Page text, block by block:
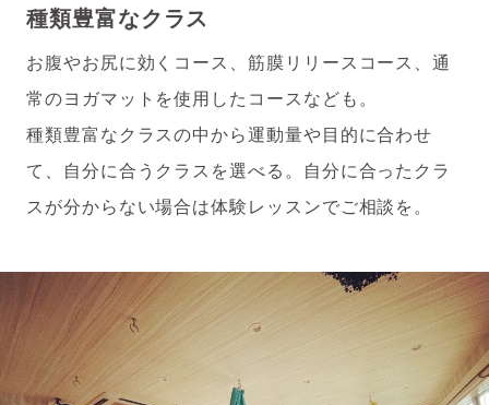
種類豊富なクラス
お腹やお尻に効くコース、筋膜リリースコース、通
常のヨガマットを使用したコースなども。
種類豊富なクラスの中から運動量や目的に合わせ
て、自分に合うクラスを選べる。自分に合ったクラ
スが分からない場合は体験レッスンでご相談を。